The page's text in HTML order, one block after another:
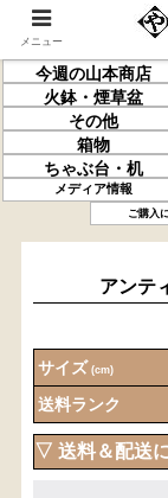
今週の山本商店
火鉢・煙草盆
その他
箱物
ちゃぶ台・机
メディア情報
ご購入
アンティークレジスター
アンテ
サイズ (cm)
送料ランク
▽ 送料＆配送
メニュー